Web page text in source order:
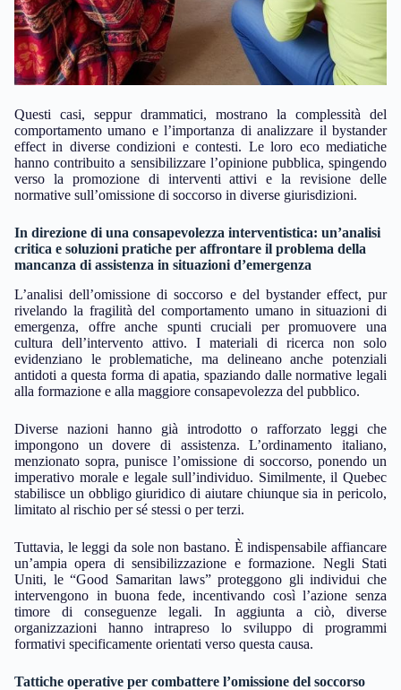
Questi casi, seppur drammatici, mostrano la complessità del
comportamento umano e l’importanza di analizzare il bystander
effect in diverse condizioni e contesti. Le loro eco mediatiche
hanno contribuito a sensibilizzare l’opinione pubblica, spingendo
verso la promozione di interventi attivi e la revisione delle
normative sull’omissione di soccorso in diverse giurisdizioni.
In direzione di una consapevolezza interventistica: un’analisi
critica e soluzioni pratiche per affrontare il problema della
mancanza di assistenza in situazioni d’emergenza
L’analisi dell’omissione di soccorso e del bystander effect, pur
rivelando la fragilità del comportamento umano in situazioni di
emergenza, offre anche spunti cruciali per promuovere una
cultura dell’intervento attivo. I materiali di ricerca non solo
evidenziano le problematiche, ma delineano anche potenziali
antidoti a questa forma di apatia, spaziando dalle normative legali
alla formazione e alla maggiore consapevolezza del pubblico.
Diverse nazioni hanno già introdotto o rafforzato leggi che
impongono un dovere di assistenza. L’ordinamento italiano,
menzionato sopra, punisce l’omissione di soccorso, ponendo un
imperativo morale e legale sull’individuo. Similmente, il Quebec
stabilisce un obbligo giuridico di aiutare chiunque sia in pericolo,
limitato al rischio per sé stessi o per terzi.
Tuttavia, le leggi da sole non bastano. È indispensabile affiancare
un’ampia opera di sensibilizzazione e formazione. Negli Stati
Uniti, le “Good Samaritan laws” proteggono gli individui che
intervengono in buona fede, incentivando così l’azione senza
timore di conseguenze legali. In aggiunta a ciò, diverse
organizzazioni hanno intrapreso lo sviluppo di programmi
formativi specificamente orientati verso questa causa.
Tattiche operative per combattere l’omissione del soccorso